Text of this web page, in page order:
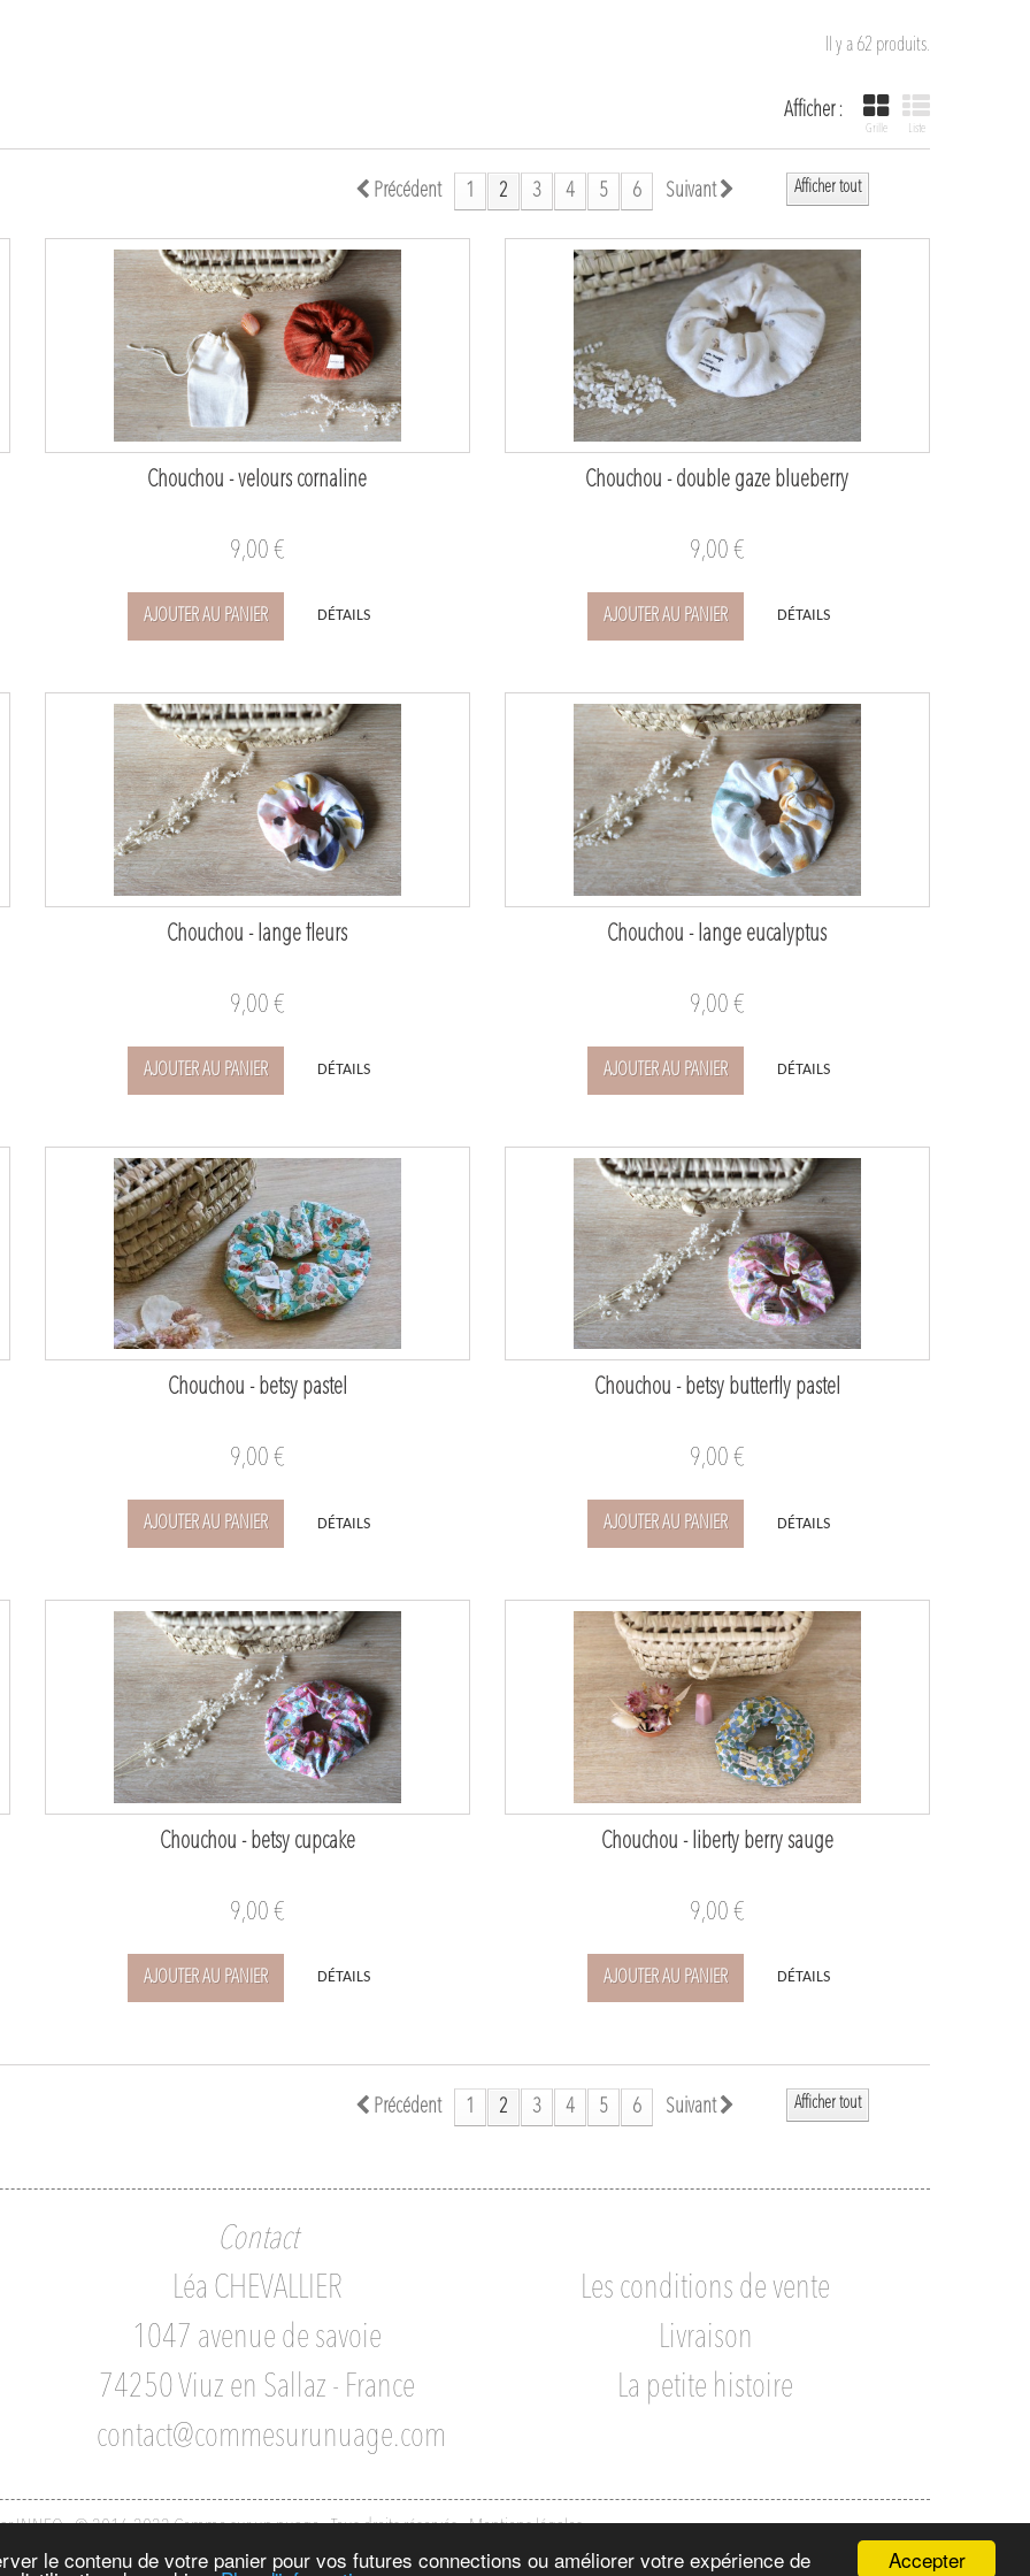
Accepter
le contenu de votre panier pour vos futures connections ou améliorer votre expérience de
Il y a 62 produits.
Afficher :
Grille Liste
Afficher tout
Précédent 1 2 3 4 5 6 Suivant
Chouchou - velours cornaline
9,00 €
AJOUTER AU PANIER DÉTAILS
Chouchou - double gaze blueberry
9,00 €
AJOUTER AU PANIER DÉTAILS
Chouchou - lange fleurs
9,00 €
AJOUTER AU PANIER DÉTAILS
Chouchou - lange eucalyptus
9,00 €
AJOUTER AU PANIER DÉTAILS
Chouchou - betsy pastel
9,00 €
AJOUTER AU PANIER DÉTAILS
Chouchou - betsy butterfly pastel
9,00 €
AJOUTER AU PANIER DÉTAILS
Chouchou - betsy cupcake
9,00 €
AJOUTER AU PANIER DÉTAILS
Chouchou - liberty berry sauge
9,00 €
AJOUTER AU PANIER DÉTAILS
Afficher tout
Précédent 1 2 3 4 5 6 Suivant
Contact
Léa CHEVALLIER
1047 avenue de savoie
74250 Viuz en Sallaz - France
contact@commesurunuage.com
Les conditions de vente
Livraison
La petite histoire
INNEO - © 2016-2022 Comme sur un nuage - Tous droits réservés-Mentions légales